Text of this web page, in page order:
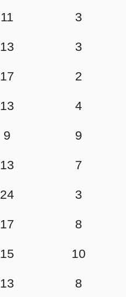
11 3
13 3
17 2
13 4
9 9
13 7
24 3
17 8
15 10
13 8